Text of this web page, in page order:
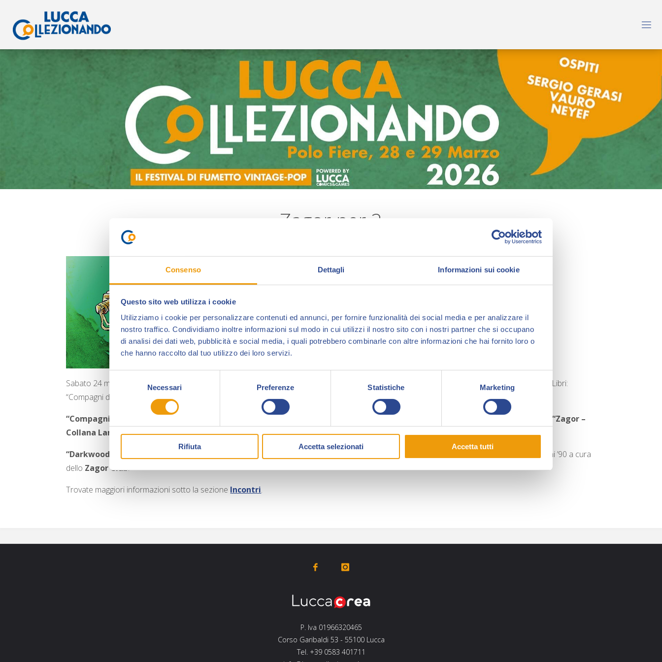
Consenso Dettagli Informazioni sui cookie
Questo sito web utilizza i cookie
Utilizziamo i cookie per personalizzare contenuti ed annunci, per fornire funzionalità dei social media e per analizzare il
nostro traffico. Condividiamo inoltre informazioni sul modo in cui utilizzi il nostro sito con i nostri partner che si occupano
di analisi dei dati web, pubblicità e social media, i quali potrebbero combinarle con altre informazioni che hai fornito loro o
che hanno raccolto dal tuo utilizzo dei loro servizi.
consenso
Necessari Preferenze Statistiche Marketing
Rifiuta Accetta selezionati Accetta tutti
Zagor per 2
Sabato 24 marzo “SCLS Magazine”
, la pubblicazione ufficiale del forum dello Spirito con la Scure, presenterà i 2 nuovi volumi della collana Libri:
“Compagni d’avventura di Zagor 2” e “Darkwood Monitor – Ristampa”.
“Compagni d’avventura di Zagor 2”
propone il secondo volume dedicato alle storie che apparivano in appendice sulle mitiche strisce di “Zagor –
Collana Lampo”.
“Darkwood Monitor – Ristampa”
invece è la riproposta integrale in volume unico dei 6 numeri più annual della rivista che usciva negli anni ’90 a cura
dello Zagor Club.
Trovate maggiori informazioni sotto la sezione Incontri.
P. Iva 01966320465
Corso Garibaldi 53 - 55100 Lucca
Tel. +39 0583 401711